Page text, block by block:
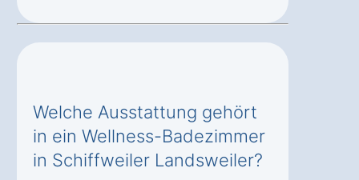
Welche Ausstattung gehört
in ein Wellness-Badezimmer
in Schiffweiler Landsweiler?